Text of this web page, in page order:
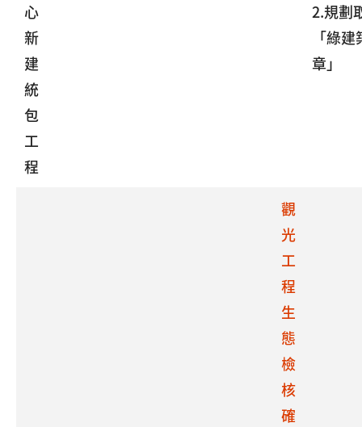
心
新
建
統
包
工
程
2.規劃
「綠
章」
觀
光
工
程
生
態
檢
核
確